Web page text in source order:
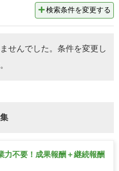
検索条件を変更する
せんでした。条件を変更し
力不要！成果報酬＋継続報酬